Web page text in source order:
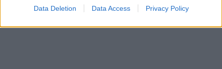
Data Deletion Data Access Privacy Policy